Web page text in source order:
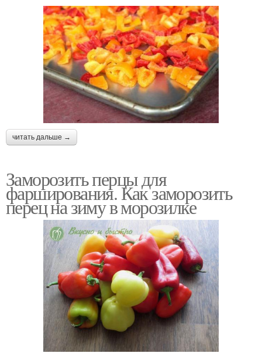
читать дальше →
Заморозить перцы для
фарширования. Как заморозить
перец на зиму в морозилке